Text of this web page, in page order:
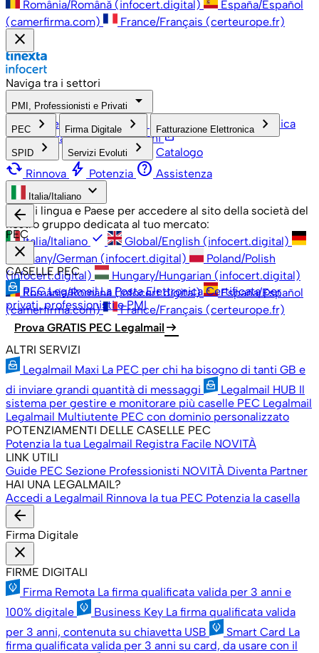
România/Română (infocert.digital)
España/Español
(camerfirma.com)
France/Français (certeurope.fr)
close
Naviga tra i settori
PMI, Professionisti e Privati arrow_drop_down
PMI, Professionisti e Privati check Grandi Aziende
Pubblica
Amministrazione Associazioni open_in_new
PEC keyboard_arrow_right Firma Digitale keyboard_arrow_right Fatturazione Elettronica keyboard_arrow_right
SPID keyboard_arrow_right Servizi Evoluti keyboard_arrow_right Catalogo
cached Rinnova bolt Potenzia help Assistenza
Italia/Italiano keyboard_arrow_down
Scegli lingua e Paese per accedere al sito della società del
nostro gruppo dedicata al tuo mercato:
Italia/Italiano check
Global/English (infocert.digital)
Germany/German (infocert.digital)
Poland/Polish
(infocert.digital)
Hungary/Hungarian (infocert.digital)
România/Română (infocert.digital)
España/Español
(camerfirma.com)
France/Français (certeurope.fr)
arrow_back
PEC
close
CASELLE PEC
PEC Legalmail La Posta Elettronica Certificata per
privati, professionisti e PMI
Prova GRATIS PEC Legalmail arrow_right_alt
ALTRI SERVIZI
Legalmail Maxi La PEC per chi ha bisogno di tanti GB e
di inviare grandi quantità di messaggi
Legalmail HUB Il
sistema per gestire e monitorare più caselle PEC Legalmail
Legalmail Multiutente PEC con dominio personalizzato
POTENZIAMENTI DELLE CASELLE PEC
Potenzia la tua Legalmail Registra Facile NOVITÀ
LINK UTILI
Guide PEC Sezione Professionisti NOVITÀ Diventa Partner
HAI UNA LEGALMAIL?
Accedi a Legalmail Rinnova la tua PEC Potenzia la casella
arrow_back
Firma Digitale
close
FIRME DIGITALI
Firma Remota La firma qualificata valida per 3 anni e
100% digitale
Business Key La firma qualificata valida
per 3 anni, contenuta su chiavetta USB
Smart Card La
firma qualificata valida per 3 anni su card, da usare con il